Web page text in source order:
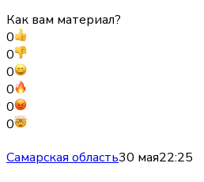
Как вам материал?
0
0
0
0
0
0
Самарская область30 мая22:25